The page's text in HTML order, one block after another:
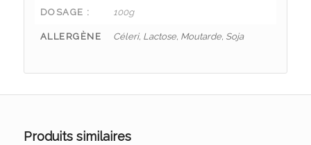
DOSAGE : 100g
ALLERGÈNE Céleri, Lactose, Moutarde, Soja
Produits similaires